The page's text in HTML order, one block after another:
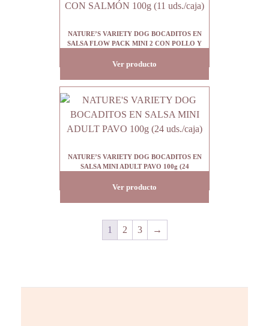
NATURE’S VARIETY DOG BOCADITOS EN
SALSA FLOW PACK MINI 2 CON POLLO Y
Ver producto
NATURE’S VARIETY DOG BOCADITOS EN
SALSA MINI ADULT PAVO 100g (24
Ver producto
1 2 3 →